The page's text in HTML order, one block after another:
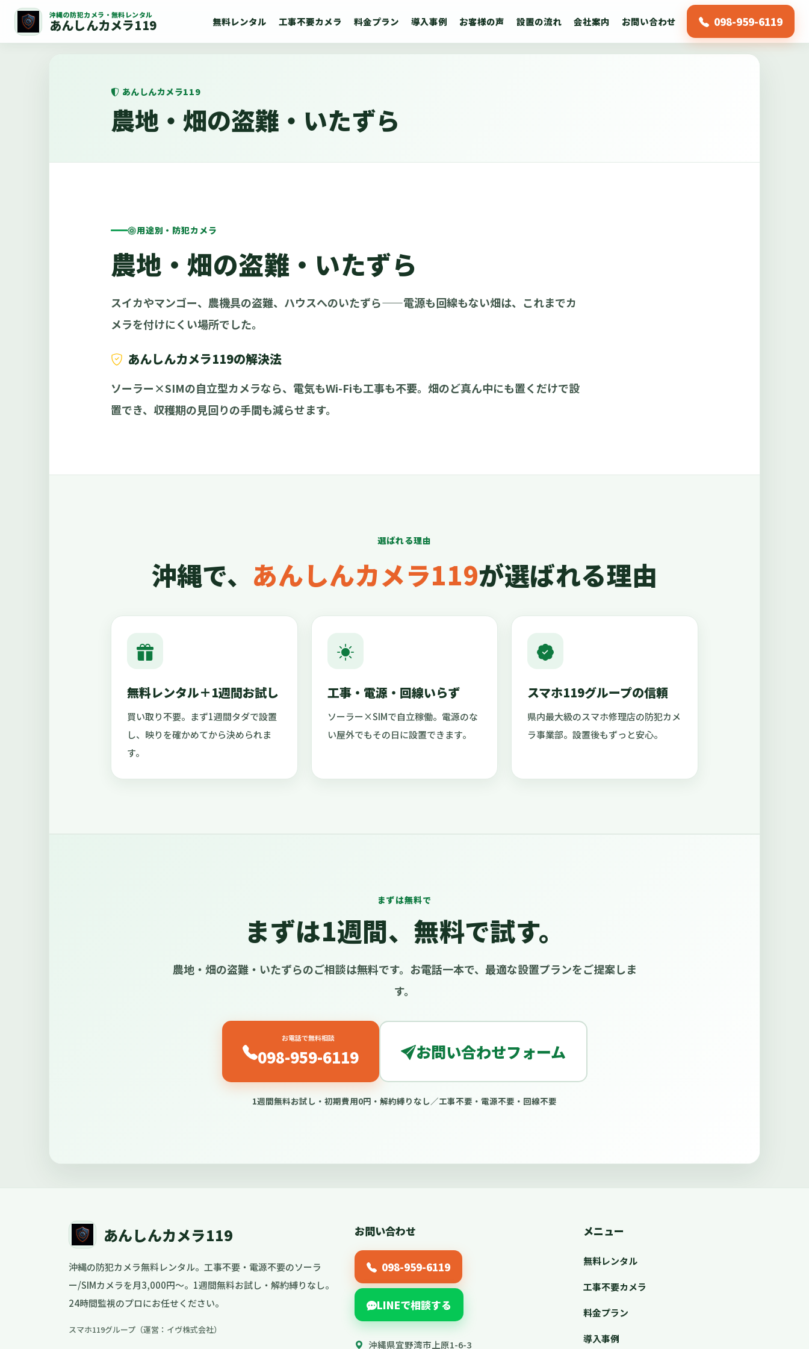
沖縄の防犯カメラ・無料レンタル
あんしんカメラ119 無料レンタル 工事不要カメラ 料金プラン 導入事例 お客様の声 設置の流れ 会社案内 お問い合わせ 098-959-6119
あんしんカメラ119
農地・畑の盗難・いたずら
用途別・防犯カメラ
農地・畑の盗難・いたずら
スイカやマンゴー、農機具の盗難、ハウスへのいたずら——電源も回線もない畑は、これまでカ
メラを付けにくい場所でした。
あんしんカメラ119の解決法
ソーラー×SIMの自立型カメラなら、電気もWi-Fiも工事も不要。畑のど真ん中にも置くだけで設
置でき、収穫期の見回りの手間も減らせます。
選ばれる理由
沖縄で、 あんしんカメラ119が選ばれる理由
無料レンタル＋1週間お試し
買い取り不要。まず1週間タダで設置
し、映りを確かめてから決められま
す。
工事・電源・回線いらず
ソーラー×SIMで自立稼働。電源のな
い屋外でもその日に設置できます。
スマホ119グループの信頼
県内最大級のスマホ修理店の防犯カメ
ラ事業部。設置後もずっと安心。
まずは無料で
まずは1週間、無料で試す。
農地・畑の盗難・いたずらのご相談は無料です。お電話一本で、最適な設置プランをご提案しま
す。
お電話で無料相談
098-959-6119 お問い合わせフォーム
1週間無料お試し・初期費用0円・解約縛りなし／工事不要・電源不要・回線不要
あんしんカメラ119
沖縄の防犯カメラ無料レンタル。工事不要・電源不要のソーラ
ー/SIMカメラを月3,000円〜。1週間無料お試し・解約縛りなし。
24時間監視のプロにお任せください。
スマホ119グループ（運営：イヴ株式会社）
お問い合わせ
098-959-6119
LINEで相談する
沖縄県宜野湾市上原1-6-3
メニュー
無料レンタル
工事不要カメラ
料金プラン
導入事例